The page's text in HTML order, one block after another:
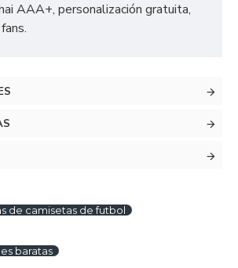
AAA+, personalización gratuita,
de camisetas de futbol
baratas